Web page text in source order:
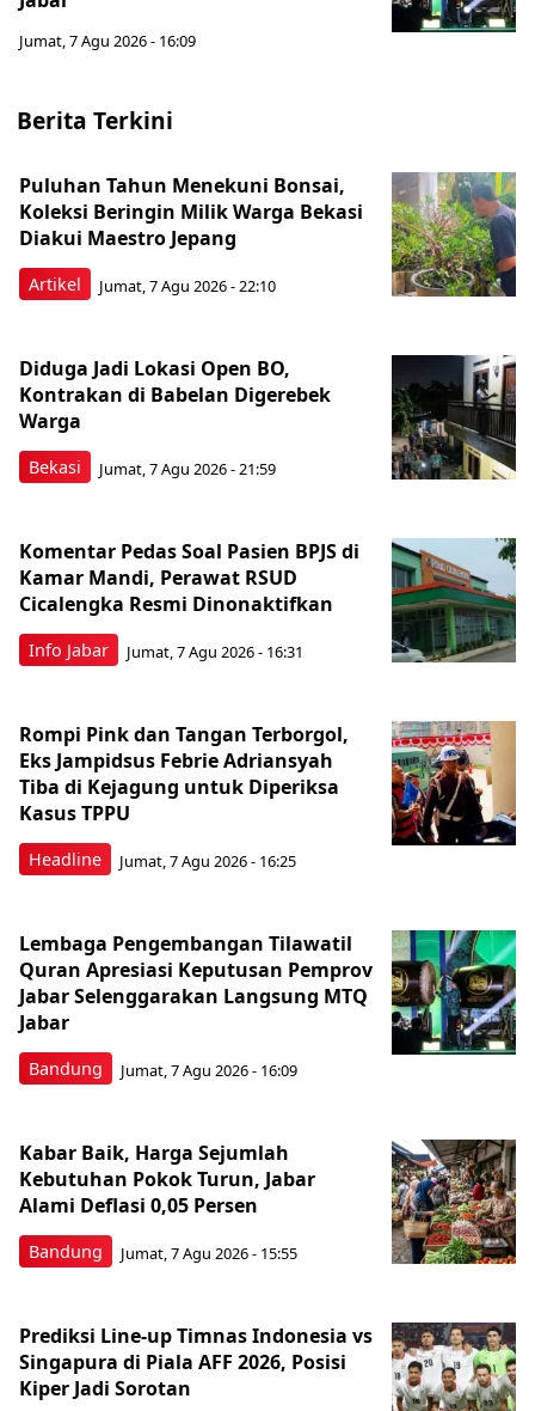
Jumat, 7 Agu 2026 - 16:09
Berita Terkini
Artikel
Puluhan Tahun Menekuni Bonsai,
Koleksi Beringin Milik Warga Bekasi
Diakui Maestro Jepang
Jumat, 7 Agu 2026 - 22:10
Bekasi
Diduga Jadi Lokasi Open BO,
Kontrakan di Babelan Digerebek
Warga
Jumat, 7 Agu 2026 - 21:59
Info Jabar
Komentar Pedas Soal Pasien BPJS di
Kamar Mandi, Perawat RSUD
Cicalengka Resmi Dinonaktifkan
Jumat, 7 Agu 2026 - 16:31
Headline
Rompi Pink dan Tangan Terborgol,
Eks Jampidsus Febrie Adriansyah
Tiba di Kejagung untuk Diperiksa
Kasus TPPU
Jumat, 7 Agu 2026 - 16:25
Bandung
Lembaga Pengembangan Tilawatil
Quran Apresiasi Keputusan Pemprov
Jabar Selenggarakan Langsung MTQ
Jabar
Jumat, 7 Agu 2026 - 16:09
Bandung
Kabar Baik, Harga Sejumlah
Kebutuhan Pokok Turun, Jabar
Alami Deflasi 0,05 Persen
Jumat, 7 Agu 2026 - 15:55
Prediksi Line-up Timnas Indonesia vs
Singapura di Piala AFF 2026, Posisi
Kiper Jadi Sorotan